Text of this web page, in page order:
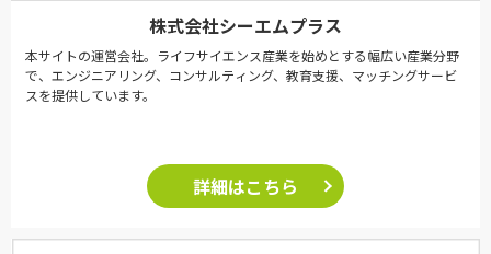
株式会社シーエムプラス
本サイトの運営会社。ライフサイエンス産業を始めとする幅広い産業分野
で、エンジニアリング、コンサルティング、教育支援、マッチングサービ
スを提供しています。
詳細はこちら